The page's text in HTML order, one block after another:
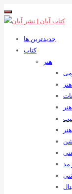
جدیدترین ها
کتاب
هنر
مد